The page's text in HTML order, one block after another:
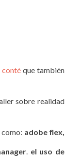
contéque también
sobre realidad
como: adobe flex,
. el uso de